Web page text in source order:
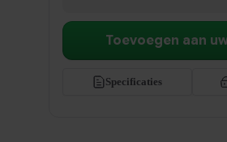
Specificaties
Toevoegen aan